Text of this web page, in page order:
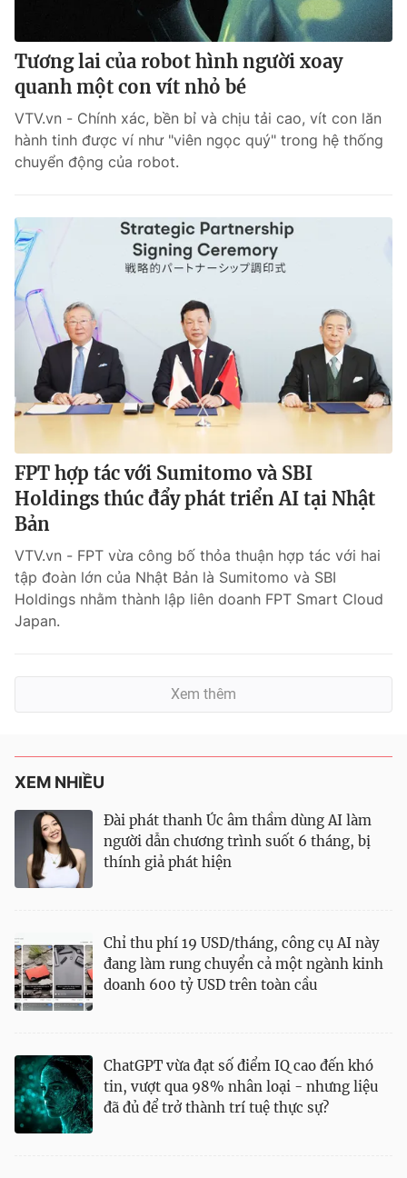
Tương lai của robot hình người xoay
quanh một con vít nhỏ bé
VTV.vn - Chính xác, bền bỉ và chịu tải cao, vít con lăn
hành tinh được ví như "viên ngọc quý" trong hệ thống
chuyển động của robot.
FPT hợp tác với Sumitomo và SBI
Holdings thúc đẩy phát triển AI tại Nhật
Bản
VTV.vn - FPT vừa công bố thỏa thuận hợp tác với hai
tập đoàn lớn của Nhật Bản là Sumitomo và SBI
Holdings nhằm thành lập liên doanh FPT Smart Cloud
Japan.
Xem thêm
XEM NHIỀU
Đài phát thanh Úc âm thầm dùng AI làm
người dẫn chương trình suốt 6 tháng, bị
thính giả phát hiện
Chỉ thu phí 19 USD/tháng, công cụ AI này
đang làm rung chuyển cả một ngành kinh
doanh 600 tỷ USD trên toàn cầu
ChatGPT vừa đạt số điểm IQ cao đến khó
tin, vượt qua 98% nhân loại - nhưng liệu
đã đủ để trở thành trí tuệ thực sự?